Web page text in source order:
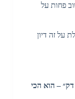
פחות על
על זה דיון
דק״ – הוא הכי